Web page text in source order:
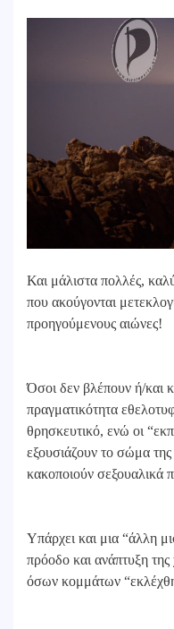
Και μάλιστα πολλές,
που ακούγονται
προηγούμενους αιώνες!
Όσοι δεν βλέπουν ή/και
πραγματικότητα
θρησκευτικό, ενώ οι
εξουσιάζουν το σώμα
κακοποιούν σεξουαλικά
Υπάρχει και μια “άλλη
πρόοδο και ανάπτυξη
όσων κομμάτων